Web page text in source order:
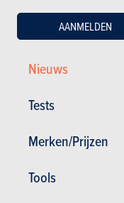
Nieuws
Tests
Merken/Prijzen
Tools
AANMELDEN